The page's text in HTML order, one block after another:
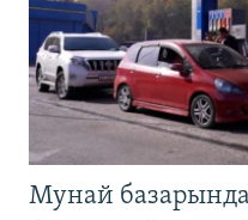
Мунай